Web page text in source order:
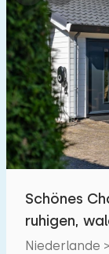
Schönes
ruhigen,
Niederlande